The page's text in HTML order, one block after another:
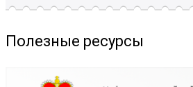
Полезные ресурсы